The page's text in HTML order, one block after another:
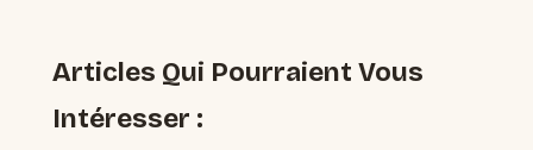
Articles Qui Pourraient Vous
Intéresser :